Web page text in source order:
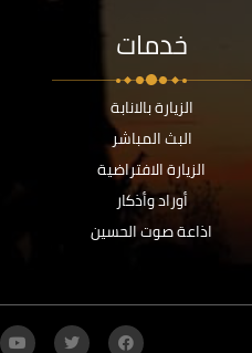
خدمات
الزيارة بالانابة
البث المباشر
الزيارة الافتراضية
أوراد وأذكار
اذاعة صوت الحسين